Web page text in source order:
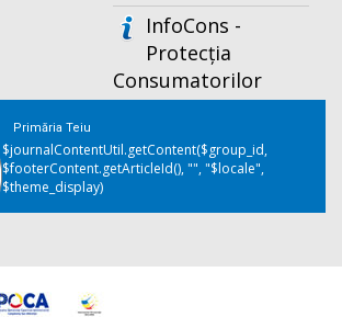
InfoCons -
Protecția
Consumatorilor
Primăria Teiu
$journalContentUtil.getContent($group_id,
$footerContent.getArticleId(), "", "$locale",
$theme_display)